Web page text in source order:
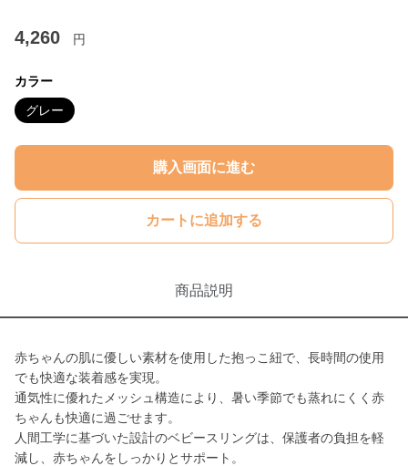
4,260 円
カラー
グレー
購入画面に進む
カートに追加する
商品説明
赤ちゃんの肌に優しい素材を使用した抱っこ紐で、長時間の使用
でも快適な装着感を実現。
通気性に優れたメッシュ構造により、暑い季節でも蒸れにくく赤
ちゃんも快適に過ごせます。
人間工学に基づいた設計のベビースリングは、保護者の負担を軽
減し、赤ちゃんをしっかりとサポート。